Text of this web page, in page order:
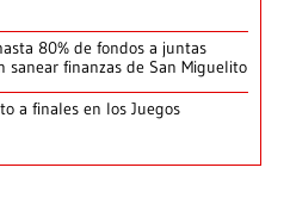
80% de fondos a juntas
sanear finanzas de San Miguelito
a finales en los Juegos